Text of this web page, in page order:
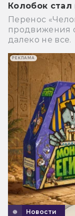
Колобок
Перенос
продвижения
далеко не все.
Новости
РЕКЛАМА